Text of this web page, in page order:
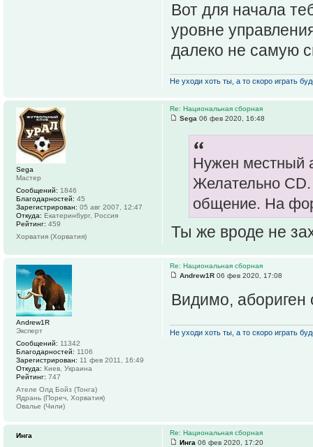
Вот для начала
уровне
далеко не самую
Не уходи хоть ты, а то скоро играть
Re: Национальная сборная
Sega 06 фев 2020, 16:48
Нужен местный
Желательно CD.
общение. На
Ты же вроде не
Sega
Мастер
Сообщений: 1846
Благодарностей: 45
Зарегистрирован: 05 авг 2007, 12:47
Откуда: Екатеринбург, Россия
Рейтинг: 459
Хорватия (Хорватия)
Re: Национальная сборная
Andrew1R 06 фев 2020, 17:08
Видимо, абориген
Не уходи хоть ты, а то скоро играть
Andrew1R
Эксперт
Сообщений: 11342
Благодарностей: 1106
Зарегистрирован: 11 фев 2011, 16:49
Откуда: Киев, Украина
Рейтинг: 747
Ателе Олд Бойз (Тонга)
Ядрань (Пореч, Хорватия)
Овалье (Чили)
Re: Национальная сборная
Инга 06 фев 2020, 17:20
Инга